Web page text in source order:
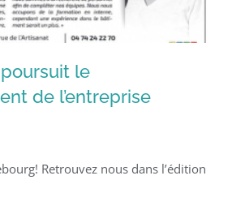
de l’entreprise
le
de l’entreprise
Retrouvez nous dans l’édition